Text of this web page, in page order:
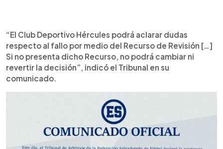
“El Club Deportivo Hércules podrá aclarar dudas
respecto al fallo por medio del Recurso de Revisión […]
Si no presenta dicho Recurso, no podrá cambiar ni
revertir la decisión”, indicó el Tribunal en su
comunicado.